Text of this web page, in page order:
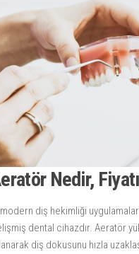
Nedir,
diş hekimliği
dental cihazdır. Aeratör
diş dokusunu hızla